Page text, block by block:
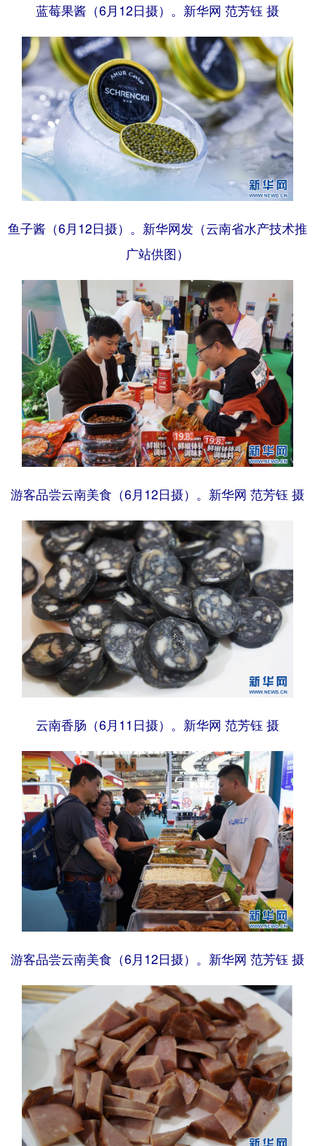
蓝莓果酱（6月12日摄）。新华网 范芳钰 摄
鱼子酱（6月12日摄）。新华网发（云南省水产技术推
广站供图）
游客品尝云南美食（6月12日摄）。新华网 范芳钰 摄
云南香肠（6月11日摄）。新华网 范芳钰 摄
游客品尝云南美食（6月12日摄）。新华网 范芳钰 摄